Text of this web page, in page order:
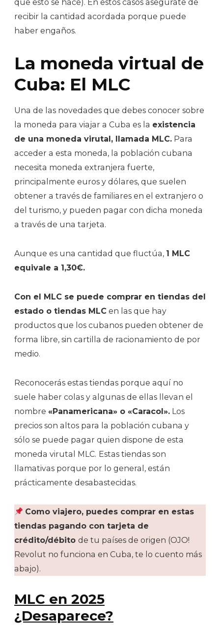
que esto se hace). En estos casos asegúrate de
recibir la cantidad acordada porque puede
haber engaños.
La moneda virtual de
Cuba: El MLC
Una de las novedades que debes conocer sobre
la moneda para viajar a Cuba es la existencia
de una moneda virutal, llamada MLC. Para
acceder a esta moneda, la población cubana
necesita moneda extranjera fuerte,
principalmente euros y dólares, que suelen
obtener a través de familiares en el extranjero o
del turismo, y pueden pagar con dicha moneda
a través de una tarjeta.
Aunque es una cantidad que fluctúa, 1 MLC
equivale a 1,30€.
Con el MLC se puede comprar en tiendas del
estado o tiendas MLC en las que hay
productos que los cubanos pueden obtener de
forma libre, sin cartilla de racionamiento de por
medio.
Reconocerás estas tiendas porque aquí no
suele haber colas y algunas de ellas llevan el
nombre «Panamericana» o «Caracol». Los
precios son altos para la población cubana y
sólo se puede pagar quien dispone de esta
moneda virutal MLC. Estas tiendas son
llamativas porque por lo general, están
prácticamente desabastecidas.
Como viajero, puedes comprar en estas
tiendas pagando con tarjeta de
crédito/débito de tu países de origen (OJO!
Revolut no funciona en Cuba, te lo cuento más
abajo).
MLC en 2025
¿Desaparece?